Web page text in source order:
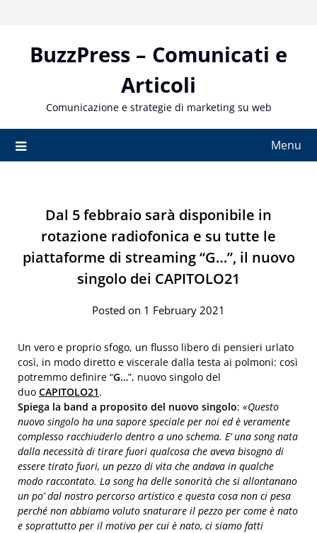
contentBuzzPress – Comunicati e
Articoli
Comunicazione e strategie di marketing su web
Menu
Dal 5 febbraio sarà disponibile in
rotazione radiofonica e su tutte le
piattaforme di streaming “G…”, il nuovo
singolo dei CAPITOLO21
Posted on 1 February 2021
Un vero e proprio sfogo, un flusso libero di pensieri urlato
così, in modo diretto e viscerale dalla testa ai polmoni: così
potremmo definire “G…”, nuovo singolo del
duo CAPITOLO21.
Spiega la band a proposito del nuovo singolo: «Questo
nuovo singolo ha una sapore speciale per noi ed è veramente
complesso racchiuderlo dentro a uno schema. E’ una song nata
dalla necessità di tirare fuori qualcosa che aveva bisogno di
essere tirato fuori, un pezzo di vita che andava in qualche
modo raccontato. La song ha delle sonorità che si allontanano
un po’ dal nostro percorso artistico e questa cosa non ci pesa
perché non abbiamo voluto snaturare il pezzo per come è nato
e soprattutto per il motivo per cui è nato, ci siamo fatti